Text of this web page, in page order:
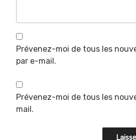
Prévenez-moi de tous les
par e-mail.
Prévenez-moi de tous les
mail.